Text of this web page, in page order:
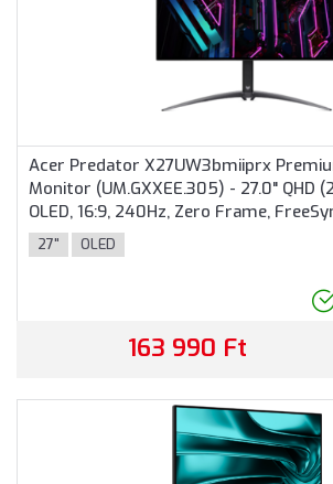
Acer Predator X27UW3bmiiprx
Monitor (UM.GXXEE.305) - 27.0" QHD
OLED, 16:9, 240Hz, Zero Frame,
350nits, 2xHDMI, DisplayPort, 2 év
színben
27" OLED
163 990 Ft